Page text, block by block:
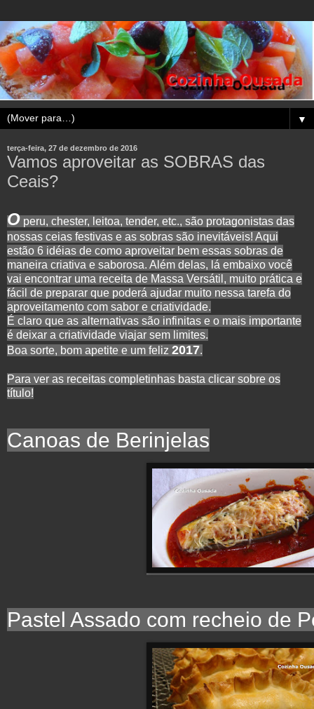
▼
terça-feira, 27 de dezembro de 2016
Vamos aproveitar as SOBRAS das
Ceais?
O peru, chester, leitoa, tender, etc., são protagonistas das
nossas ceias festivas e as sobras são inevitáveis! Aqui
estão 6 idéias de como aproveitar bem essas sobras de
maneira criativa e saborosa. Além delas, lá embaixo você
vai encontrar uma receita de Massa Versátil, muito prática e
fácil de preparar que poderá ajudar muito nessa tarefa do
aproveitamento com sabor e criatividade.
É claro que as alternativas são infinitas e o mais importante
é deixar a criatividade viajar sem limites.
Boa sorte, bom apetite e um feliz 2017.
Para ver as receitas completinhas basta clicar sobre os
título!
Canoas de Berinjelas
Pastel Assado com recheio de